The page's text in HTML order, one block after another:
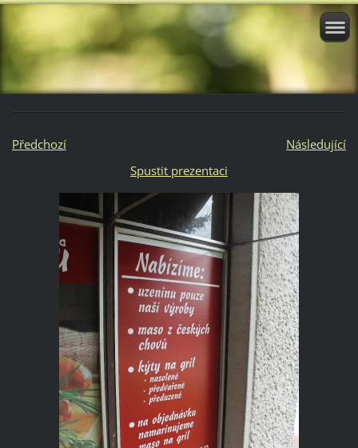
Předchozí
Následující
Spustit prezentaci